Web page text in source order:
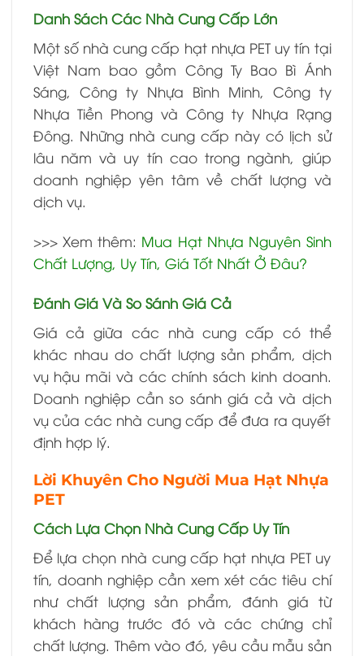
Danh Sách Các Nhà Cung Cấp Lớn
Một số nhà cung cấp hạt nhựa PET uy tín tại
Việt Nam bao gồm Công Ty Bao Bì Ánh
Sáng, Công ty Nhựa Bình Minh, Công ty
Nhựa Tiền Phong và Công ty Nhựa Rạng
Đông. Những nhà cung cấp này có lịch sử
lâu năm và uy tín cao trong ngành, giúp
doanh nghiệp yên tâm về chất lượng và
dịch vụ.
>>> Xem thêm: Mua Hạt Nhựa Nguyên Sinh
Chất Lượng, Uy Tín, Giá Tốt Nhất Ở Đâu?
Đánh Giá Và So Sánh Giá Cả
Giá cả giữa các nhà cung cấp có thể
khác nhau do chất lượng sản phẩm, dịch
vụ hậu mãi và các chính sách kinh doanh.
Doanh nghiệp cần so sánh giá cả và dịch
vụ của các nhà cung cấp để đưa ra quyết
định hợp lý.
Lời Khuyên Cho Người Mua Hạt Nhựa
PET
Cách Lựa Chọn Nhà Cung Cấp Uy Tín
Để lựa chọn nhà cung cấp hạt nhựa PET uy
tín, doanh nghiệp cần xem xét các tiêu chí
như chất lượng sản phẩm, đánh giá từ
khách hàng trước đó và các chứng chỉ
chất lượng. Thêm vào đó, yêu cầu mẫu sản